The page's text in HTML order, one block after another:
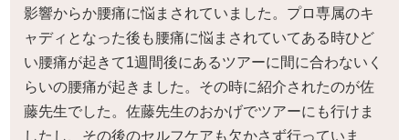
影響からか腰痛に悩まされていました。プロ専属のキ
ャディとなった後も腰痛に悩まされていてある時ひど
い腰痛が起きて1週間後にあるツアーに間に合わないく
らいの腰痛が起きました。その時に紹介されたのが佐
藤先生でした。佐藤先生のおかげでツアーにも行けま
したし、その後のセルフケアも欠かさず行っていま